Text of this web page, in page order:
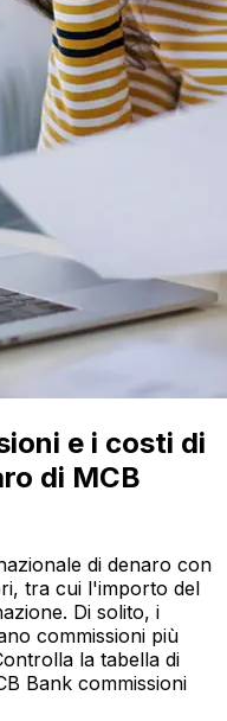
e i costi di
di MCB
di denaro con
tra cui l'importo del
Di solito, i
commissioni più
la tabella di
Bank commissioni